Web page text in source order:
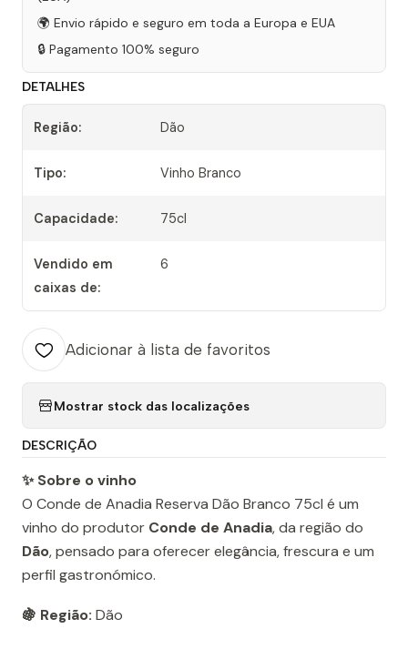
🌍 Envio rápido e seguro em toda a Europa e EUA
🔒 Pagamento 100% seguro
DETALHES
Região: Dão
Tipo: Vinho Branco
Capacidade: 75cl
Vendido em
caixas de:
6
Adicionar à lista de favoritos
Mostrar stock das localizações
DESCRIÇÃO
✨ Sobre o vinho
O Conde de Anadia Reserva Dão Branco 75cl é um
vinho do produtor Conde de Anadia, da região do
Dão, pensado para oferecer elegância, frescura e um
perfil gastronómico.
🍇 Região: Dão